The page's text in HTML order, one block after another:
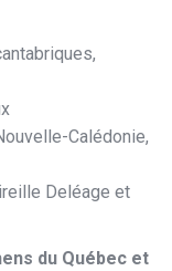
Calédonie,
Deléage et
du Québec et